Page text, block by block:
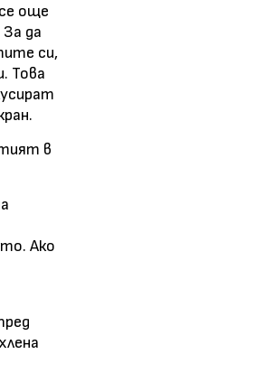
още
да
си,
Това
в
Ако